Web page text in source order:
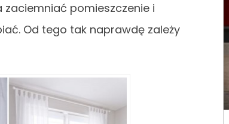
zaciemniać pomieszczenie i
Od tego tak naprawdę zależy